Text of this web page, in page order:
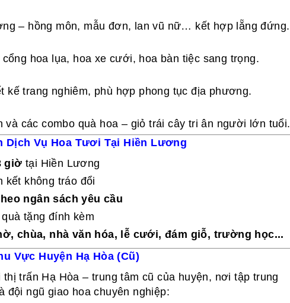
– hồng môn, mẫu đơn, lan vũ nữ… kết hợp lẵng đứng.
hoa lụa, hoa xe cưới, hoa bàn tiệc sang trọng.
kế trang nghiêm, phù hợp phong tục địa phương.
và các combo quà hoa – giỏ trái cây tri ân người lớn tuổi.
Dịch Vụ Hoa Tươi Tại Hiền Lương
giờ tại Hiền Lương
kết không tráo đổi
ngân sách yêu cầu
quà tặng đính kèm
chùa, nhà văn hóa, lễ cưới, đám giỗ, trường học...
Vực Huyện Hạ Hòa (Cũ)
trấn Hạ Hòa – trung tâm cũ của huyện, nơi tập trung
đội ngũ giao hoa chuyên nghiệp: